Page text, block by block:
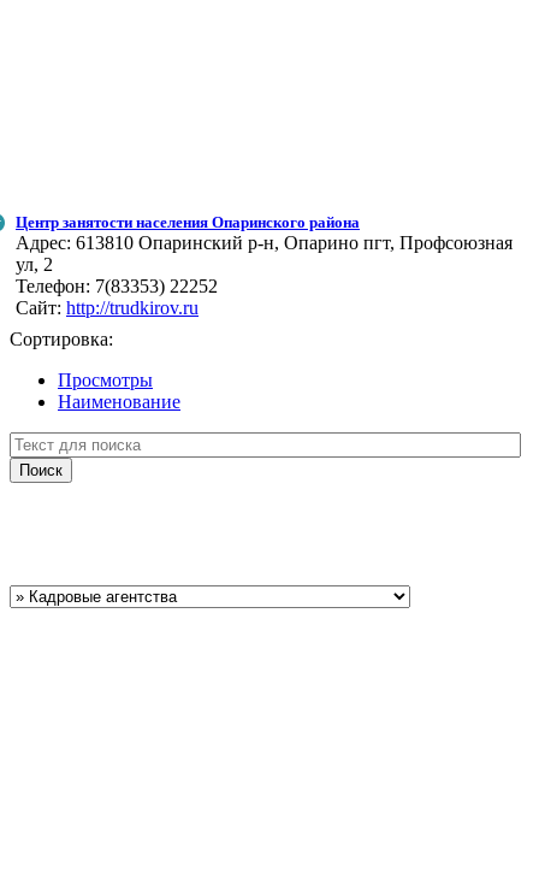
Центр занятости населения Опаринского района
Адрес: 613810 Опаринский р-н, Опарино пгт, Профсоюзная
ул, 2
Телефон: 7(83353) 22252
Сайт: http://trudkirov.ru
Сортировка:
Просмотры
Наименование